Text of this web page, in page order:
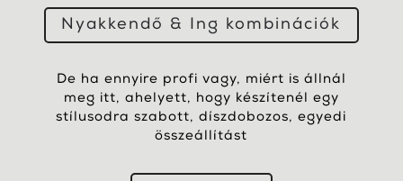
Nyakkendő & Ing kombinációk
De ha ennyire profi vagy, miért is állnál
meg itt, ahelyett, hogy készítenél egy
stílusodra szabott, díszdobozos, egyedi
összeállítást